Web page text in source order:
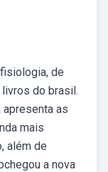
de
do brasil.
as
mais
além de
a nova